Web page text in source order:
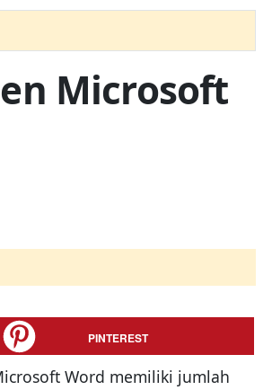
Microsoft
PINTEREST
Word memiliki jumlah